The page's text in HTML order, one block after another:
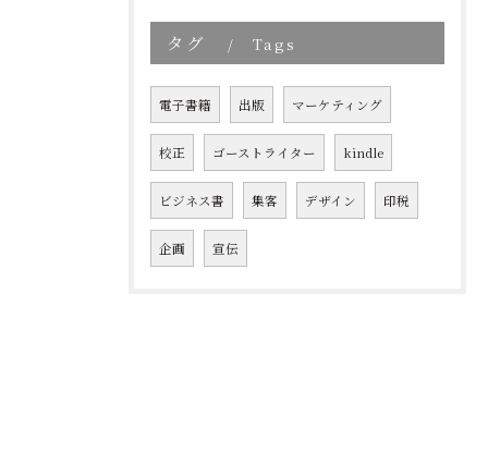
タグ Tags
電子書籍 出版 マーケティング
校正 ゴーストライター kindle
ビジネス書 集客 デザイン 印税
企画 宣伝